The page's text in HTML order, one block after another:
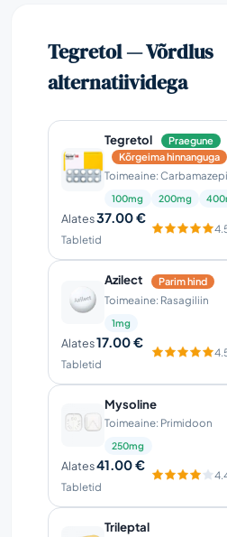
Tegretol — Võrdlus
alternatiividega
Tegretol
Praegune
Kõrgeima hinnanguga
Toimeaine:
100mg 200mg
Alates37.00 €
Tabletid
Azilect Parim hind
Toimeaine: Rasagiliin
1mg
Alates17.00 €
Tabletid
Mysoline
Toimeaine: Primidoon
250mg
Alates41.00 €
Tabletid
Trileptal